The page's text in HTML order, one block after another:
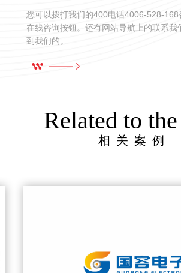
您可以拨打我们的400电话4006-528-168
在线咨询按钮。还有网站导航上的联系我
到我们的。
Related to the
相关案例